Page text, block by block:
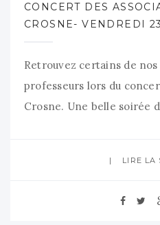
CONCERT DES
CROSNE- VENDREDI
Retrouvez certains de
professeurs lors du
Crosne. Une belle soirée
LIRE LA